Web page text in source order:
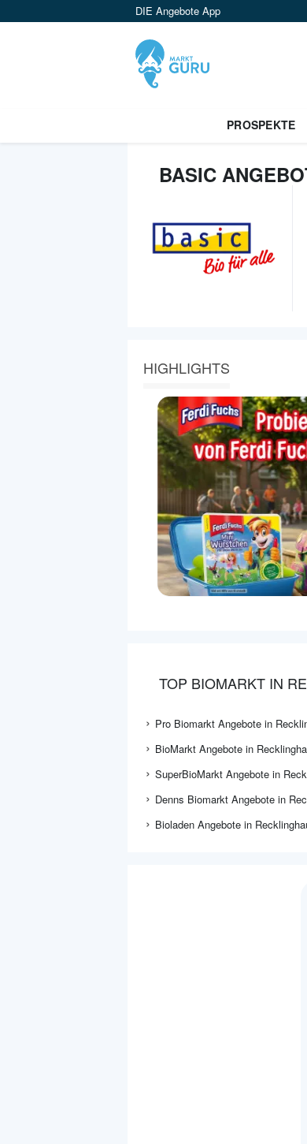
DIE Angebote App
PROSPEKTE
BASIC
HIGHLIGHTS
TOP BIOMARKT IN
Pro Biomarkt Angebote in
BioMarkt Angebote in
SuperBioMarkt Angebote in
Denns Biomarkt Angebote in
Bioladen Angebote in